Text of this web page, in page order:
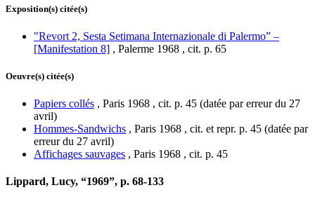
Exposition(s) citée(s)
"Revort 2, Sesta Setimana Internazionale di Palermo” –
[Manifestation 8] , Palerme 1968 , cit. p. 65
Oeuvre(s) citée(s)
Papiers collés , Paris 1968 , cit. p. 45 (datée par erreur du 27
avril)
Hommes-Sandwichs , Paris 1968 , cit. et repr. p. 45 (datée par
erreur du 27 avril)
Affichages sauvages , Paris 1968 , cit. p. 45
Lippard, Lucy, “1969”, p. 68-133